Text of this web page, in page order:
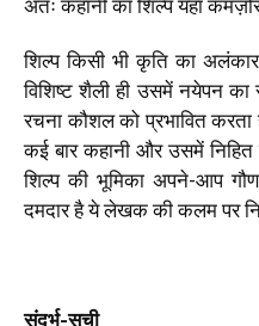
अतः कहानी का शिल्प यहाँ कमज़ोर
शिल्प किसी भी कृति का
विशिष्ट शैली ही उसमें नयेपन का
रचना कौशल को प्रभावित
कई बार कहानी और उसमें निहित
शिल्प की भूमिका अपने-आप
दमदार है ये लेखक की कलम पर
संदर्भ-सूची